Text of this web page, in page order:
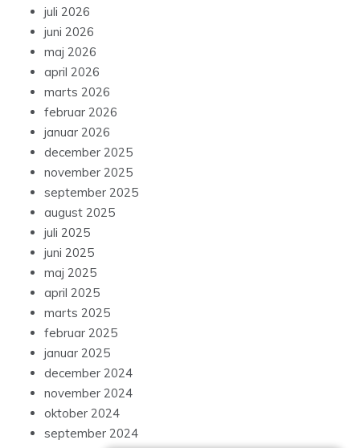
juli 2026
juni 2026
maj 2026
april 2026
marts 2026
februar 2026
januar 2026
december 2025
november 2025
september 2025
august 2025
juli 2025
juni 2025
maj 2025
april 2025
marts 2025
februar 2025
januar 2025
december 2024
november 2024
oktober 2024
september 2024